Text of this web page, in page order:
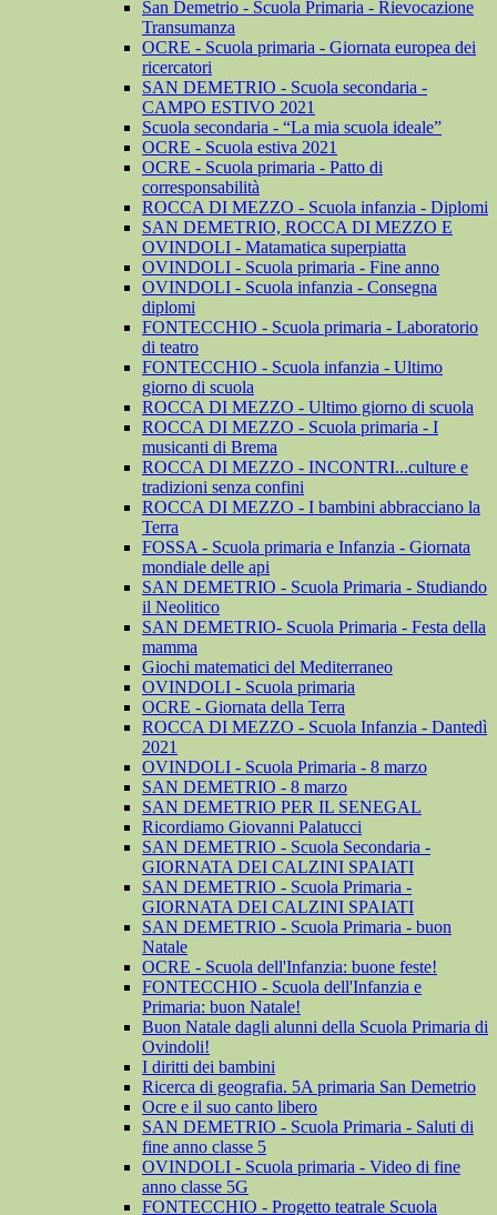
San Demetrio - Scuola Primaria - Rievocazione
Transumanza
OCRE - Scuola primaria - Giornata europea dei
ricercatori
SAN DEMETRIO - Scuola secondaria -
CAMPO ESTIVO 2021
Scuola secondaria - “La mia scuola ideale”
OCRE - Scuola estiva 2021
OCRE - Scuola primaria - Patto di
corresponsabilità
ROCCA DI MEZZO - Scuola infanzia - Diplomi
SAN DEMETRIO, ROCCA DI MEZZO E
OVINDOLI - Matamatica superpiatta
OVINDOLI - Scuola primaria - Fine anno
OVINDOLI - Scuola infanzia - Consegna
diplomi
FONTECCHIO - Scuola primaria - Laboratorio
di teatro
FONTECCHIO - Scuola infanzia - Ultimo
giorno di scuola
ROCCA DI MEZZO - Ultimo giorno di scuola
ROCCA DI MEZZO - Scuola primaria - I
musicanti di Brema
ROCCA DI MEZZO - INCONTRI...culture e
tradizioni senza confini
ROCCA DI MEZZO - I bambini abbracciano la
Terra
FOSSA - Scuola primaria e Infanzia - Giornata
mondiale delle api
SAN DEMETRIO - Scuola Primaria - Studiando
il Neolitico
SAN DEMETRIO- Scuola Primaria - Festa della
mamma
Giochi matematici del Mediterraneo
OVINDOLI - Scuola primaria
OCRE - Giornata della Terra
ROCCA DI MEZZO - Scuola Infanzia - Dantedì
2021
OVINDOLI - Scuola Primaria - 8 marzo
SAN DEMETRIO - 8 marzo
SAN DEMETRIO PER IL SENEGAL
Ricordiamo Giovanni Palatucci
SAN DEMETRIO - Scuola Secondaria -
GIORNATA DEI CALZINI SPAIATI
SAN DEMETRIO - Scuola Primaria -
GIORNATA DEI CALZINI SPAIATI
SAN DEMETRIO - Scuola Primaria - buon
Natale
OCRE - Scuola dell'Infanzia: buone feste!
FONTECCHIO - Scuola dell'Infanzia e
Primaria: buon Natale!
Buon Natale dagli alunni della Scuola Primaria di
Ovindoli!
I diritti dei bambini
Ricerca di geografia. 5A primaria San Demetrio
Ocre e il suo canto libero
SAN DEMETRIO - Scuola Primaria - Saluti di
fine anno classe 5
OVINDOLI - Scuola primaria - Video di fine
anno classe 5G
FONTECCHIO - Progetto teatrale Scuola